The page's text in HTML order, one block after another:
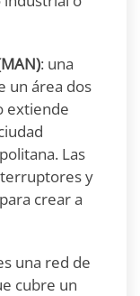
: una
un área dos
extiende
Las
y
crear a
una red de
cubre un